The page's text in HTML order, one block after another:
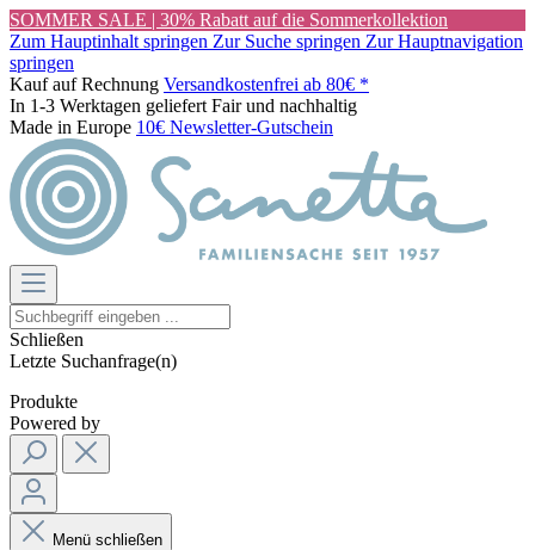
SOMMER SALE | 30% Rabatt auf die Sommerkollektion
Zum Hauptinhalt springen Zur Suche springen Zur Hauptnavigation
springen
Kauf auf Rechnung Versandkostenfrei ab 80€ *
In 1-3 Werktagen geliefert Fair und nachhaltig
Made in Europe 10€ Newsletter-Gutschein
Schließen
Letzte Suchanfrage(n)
Produkte
Powered by
Menü schließen